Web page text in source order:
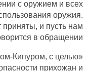
с оружием и всех
оружия.
и пусть нам
в обращении.
Кипуром, с целью
прихожан и